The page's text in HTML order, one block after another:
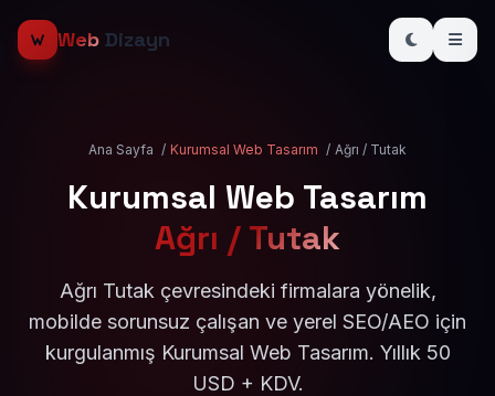
Web Dizayn
Ana Sayfa / Kurumsal Web Tasarım / Ağrı / Tutak
Kurumsal Web Tasarım
Ağrı / Tutak
Ağrı Tutak çevresindeki firmalara yönelik,
mobilde sorunsuz çalışan ve yerel SEO/AEO için
kurgulanmış Kurumsal Web Tasarım. Yıllık 50
USD + KDV.